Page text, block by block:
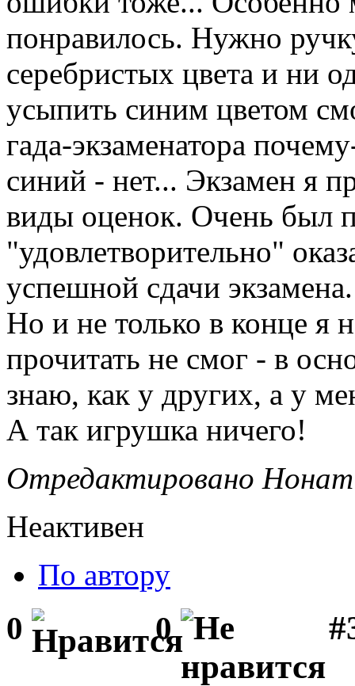
понравилось. Нужно
серебристых цвета и ни
усыпить синим цветом
гада-экзаменатора
синий - нет... Экзамен я
виды оценок. Очень был
"удовлетворительно"
успешной сдачи экзамена.
Но и не только в конце я
прочитать не смог - в
знаю, как у других, а у
А так игрушка ничего!
Отредактировано
Неактивен
По автору
0 0